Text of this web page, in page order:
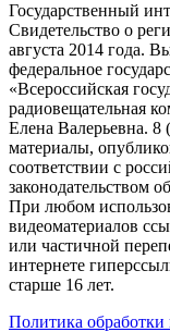
Государственный
Cвидетельство о
августа 2014 года.
федеральное
«Всероссийская
радиовещательная
Елена Валерьевна.
материалы,
соответствии с
законодательством
При любом
видеоматериалов
или частичной
интернете
старше 16 лет.
Политика